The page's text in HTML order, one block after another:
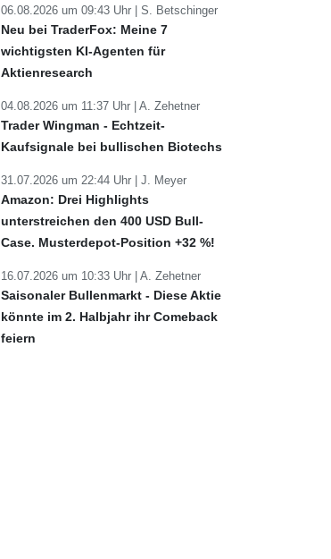
06.08.2026 um 09:43 Uhr | S. Betschinger
Neu bei TraderFox: Meine 7
wichtigsten KI-Agenten für
Aktienresearch
04.08.2026 um 11:37 Uhr | A. Zehetner
Trader Wingman - Echtzeit-
Kaufsignale bei bullischen Biotechs
31.07.2026 um 22:44 Uhr | J. Meyer
Amazon: Drei Highlights
unterstreichen den 400 USD Bull-
Case. Musterdepot-Position +32 %!
16.07.2026 um 10:33 Uhr | A. Zehetner
Saisonaler Bullenmarkt - Diese Aktie
könnte im 2. Halbjahr ihr Comeback
feiern